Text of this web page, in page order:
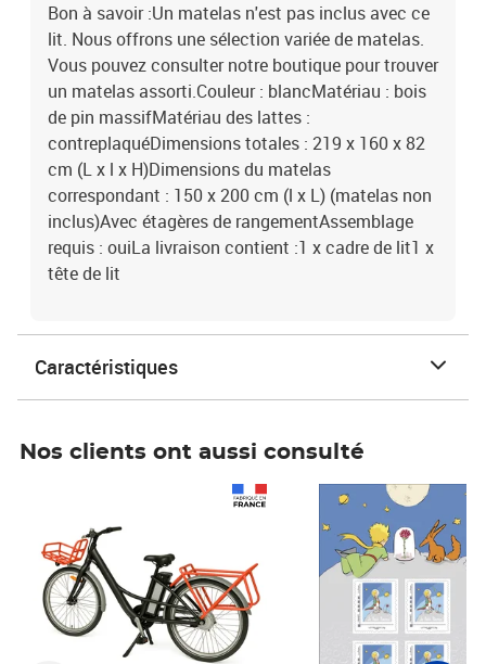
Bon à savoir :Un matelas n'est pas inclus avec ce
lit. Nous offrons une sélection variée de matelas.
Vous pouvez consulter notre boutique pour trouver
un matelas assorti.Couleur : blancMatériau : bois
de pin massifMatériau des lattes :
contreplaquéDimensions totales : 219 x 160 x 82
cm (L x l x H)Dimensions du matelas
correspondant : 150 x 200 cm (l x L) (matelas non
inclus)Avec étagères de rangementAssemblage
requis : ouiLa livraison contient :1 x cadre de lit1 x
tête de lit
Caractéristiques
Nos clients ont aussi consulté
Prix 7,50€